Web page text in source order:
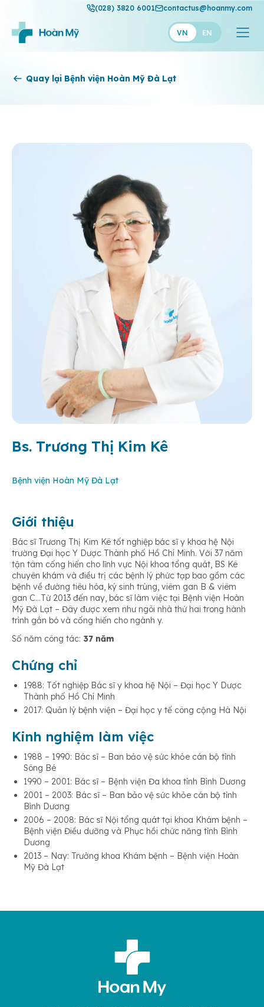
(028) 3820 6001 contactus@hoanmy.com
VN EN
Hoàn Mỹ
Thuận Mỹ
Quay lại Bệnh viện Hoàn Mỹ Đà Lạt
Bs. Trương Thị Kim Kê
Bệnh viện Hoàn Mỹ Đà Lạt
Giới thiệu
Bác sĩ Trương Thị Kim Kê tốt nghiệp bác sĩ y khoa hệ Nội
trường Đại học Y Dược Thành phố Hồ Chí Minh. Với 37 năm
tận tâm cống hiến cho lĩnh vực Nội khoa tổng quát, BS Kê
chuyên khám và điều trị các bệnh lý phức tạp bao gồm các
bệnh về đường tiêu hóa, ký sinh trùng, viêm gan B & viêm
gan C…Từ 2013 đến nay, bác sĩ làm việc tại Bệnh viện Hoàn
Mỹ Đà Lạt – Đây được xem như ngôi nhà thứ hai trong hành
trình gắn bó và cống hiến cho ngành y.
Số năm công tác: 37 năm
Chứng chỉ
1988: Tốt nghiệp Bác sĩ y khoa hệ Nội – Đại học Y Dược
Thành phố Hồ Chí Minh
2017: Quản lý bệnh viện – Đại học y tế công cộng Hà Nội
Kinh nghiệm làm việc
1988 – 1990: Bác sĩ – Ban bảo vệ sức khỏe cán bộ tỉnh
Sông Bé
1990 – 2001: Bác sĩ – Bệnh viện Đa khoa tỉnh Bình Dương
2001 – 2003: Bác sĩ – Ban bảo vệ sức khỏe cán bộ tỉnh
Bình Dương
2006 – 2008: Bác sĩ Nội tổng quát tại khoa Khám bệnh –
Bệnh viện Điều dưỡng và Phục hồi chức năng tỉnh Bình
Dương
2013 – Nay: Trưởng khoa Khám bệnh – Bệnh viện Hoàn
Mỹ Đà Lạt